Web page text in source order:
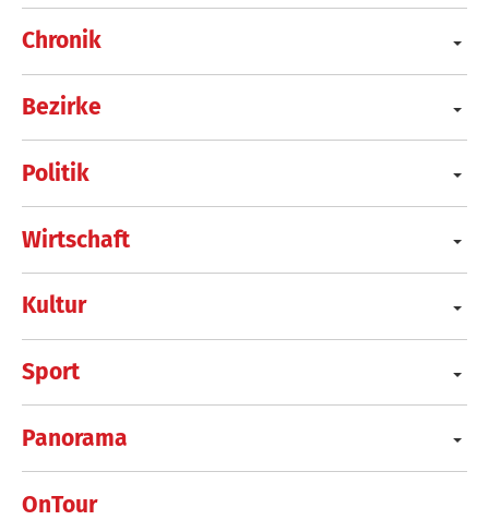
Chronik
Bezirke
Politik
Wirtschaft
Kultur
Sport
Panorama
OnTour